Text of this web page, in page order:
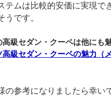
テムは比較的安価に実現で
うです。
級セダン・クーペは他にも
級セダン・クーペの魅力（
の参考になりましたら幸い